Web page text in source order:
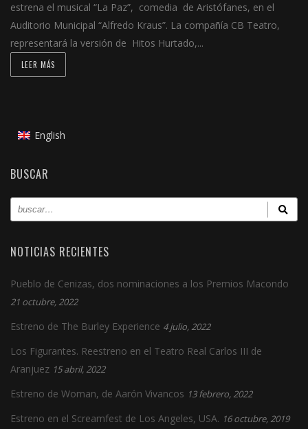
estrena el musical “La Paz”, comedia de Aristófanes, en el
Auditorio Municipal “Alfredo Kraus”. La compañía CB Teatro,
representará la versión de Hitos Hurtado,...
LEER MÁS
English
BUSCAR
NOTICIAS RECIENTES
Pueblo de Cenizas, dos nominaciones a los Premios Macondo
21 octubre, 2022
Estreno de The Burley Experience 4 julio, 2022
Los Figurantes. Reestreno en el Teatro Real Carlos III de
Aranjuez 15 abril, 2022
Estreno de Woman, de Aarón Vivancos 13 febrero, 2022
Estreno en el Screamfest de Los Angeles, USA. 16 octubre, 2019